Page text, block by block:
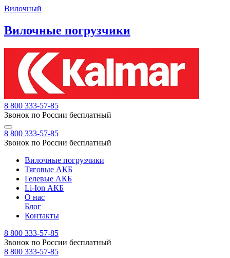
Вилочный
Вилочные погрузчики
8 800 333-57-85
Звонок по России бесплатный
8 800 333-57-85
Звонок по России бесплатный
Вилочные погрузчики
Тяговые АКБ
Гелевые АКБ
Li-Ion АКБ
О нас
Блог
Контакты
8 800 333-57-85
Звонок по России бесплатный
8 800 333-57-85